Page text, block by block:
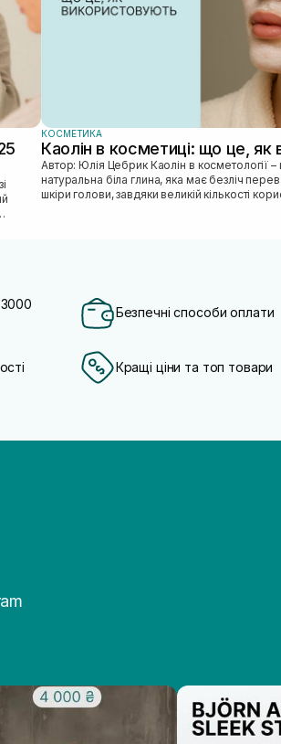
КОСМЕТИКА
Каолін в косметиці: що це, як
Автор: Юлія Цебрик Каолін в косметології – це природний мінерал,
натуральна біла глина, яка має безліч
шкіри голови, завдяки великій кількості
Безпечні способи оплати
Кращі ціни та топ товари